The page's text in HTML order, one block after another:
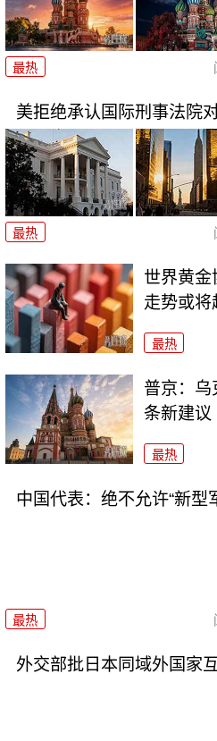
最热
美拒绝承认国际刑事法院
最热
世界黄金
走势或将
最热
普京：乌
条新建议
最热
中国代表：绝不允许“新型
最热
外交部批日本同域外国家